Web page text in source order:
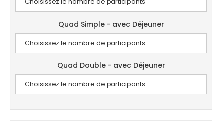
Quad Simple - avec Déjeuner
Quad Double - avec Déjeuner